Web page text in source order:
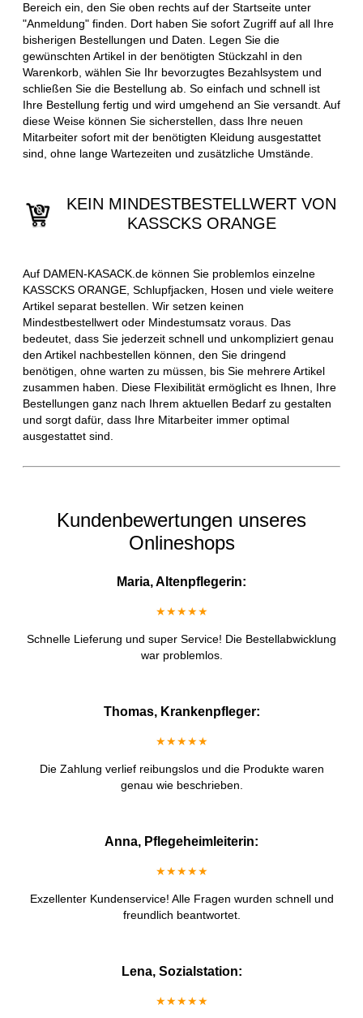
Bereich ein, den Sie oben rechts auf der Startseite unter
"Anmeldung" finden. Dort haben Sie sofort Zugriff auf all Ihre
bisherigen Bestellungen und Daten. Legen Sie die
gewünschten Artikel in der benötigten Stückzahl in den
Warenkorb, wählen Sie Ihr bevorzugtes Bezahlsystem und
schließen Sie die Bestellung ab. So einfach und schnell ist
Ihre Bestellung fertig und wird umgehend an Sie versandt. Auf
diese Weise können Sie sicherstellen, dass Ihre neuen
Mitarbeiter sofort mit der benötigten Kleidung ausgestattet
sind, ohne lange Wartezeiten und zusätzliche Umstände.
KEIN MINDESTBESTELLWERT VON
KASSCKS ORANGE
Auf DAMEN-KASACK.de können Sie problemlos einzelne
KASSCKS ORANGE, Schlupfjacken, Hosen und viele weitere
Artikel separat bestellen. Wir setzen keinen
Mindestbestellwert oder Mindestumsatz voraus. Das
bedeutet, dass Sie jederzeit schnell und unkompliziert genau
den Artikel nachbestellen können, den Sie dringend
benötigen, ohne warten zu müssen, bis Sie mehrere Artikel
zusammen haben. Diese Flexibilität ermöglicht es Ihnen, Ihre
Bestellungen ganz nach Ihrem aktuellen Bedarf zu gestalten
und sorgt dafür, dass Ihre Mitarbeiter immer optimal
ausgestattet sind.
Kundenbewertungen unseres
Onlineshops
Maria, Altenpflegerin:
★★★★★
Schnelle Lieferung und super Service! Die Bestellabwicklung
war problemlos.
Thomas, Krankenpfleger:
★★★★★
Die Zahlung verlief reibungslos und die Produkte waren
genau wie beschrieben.
Anna, Pflegeheimleiterin:
★★★★★
Exzellenter Kundenservice! Alle Fragen wurden schnell und
freundlich beantwortet.
Lena, Sozialstation:
★★★★★